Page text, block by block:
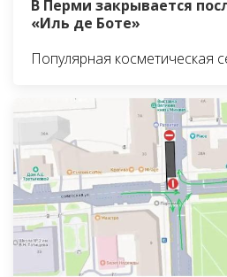
В Перми закрывается
«Иль де Боте»
Популярная косметическая